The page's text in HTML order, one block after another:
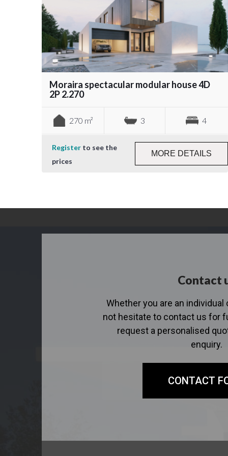
Moraira spectacular modular house 4D
2P 2.270
270 m² 3 4
Register to see the
prices
MORE DETAILS
Contact
Whether you are an individual
not hesitate to contact us for
request a personalised
enquiry.
CONTACT